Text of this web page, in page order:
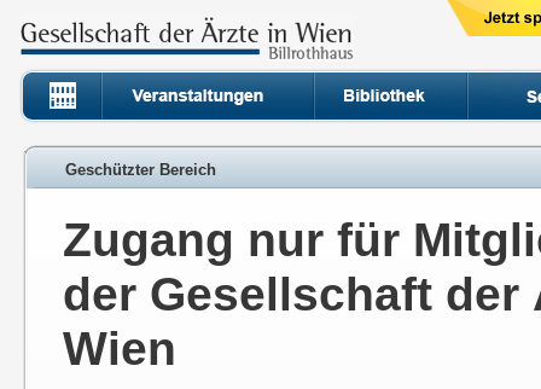
Geschützter Bereich
Zugang nur für
der Gesellschaft der
Wien